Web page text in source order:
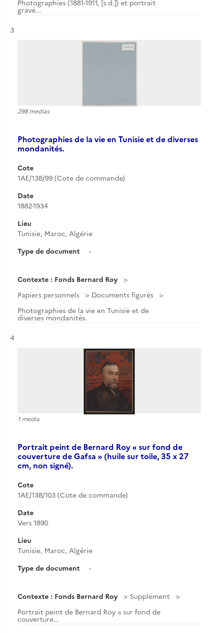
Photographies (1881-1911, [s.d.]) et portrait
gravé...
Résultat n°
3
298 medias
Photographies de la vie en Tunisie et de diverses
mondanités.
Cote
1AE/138/99 (Cote de commande)
Date
1882-1934
Lieu
Tunisie, Maroc, Algérie
Type de document
-
Contexte : Fonds Bernard Roy
Papiers personnels
Documents figurés
Photographies de la vie en Tunisie et de
diverses mondanités.
Résultat n°
4
1 media
Portrait peint de Bernard Roy « sur fond de
couverture de Gafsa » (huile sur toile, 35 x 27
cm, non signé).
Cote
1AE/138/103 (Cote de commande)
Date
Vers 1890
Lieu
Tunisie, Maroc, Algérie
Type de document
-
Contexte : Fonds Bernard Roy
Supplément
Portrait peint de Bernard Roy « sur fond de
couverture...